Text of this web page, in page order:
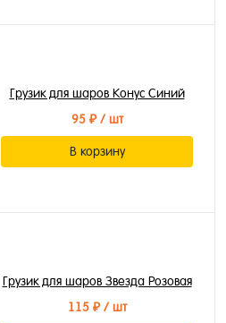
Грузик для шаров Конус Синий
95 ₽/ шт
В корзину
Грузик для шаров Звезда Розовая
115 ₽/ шт